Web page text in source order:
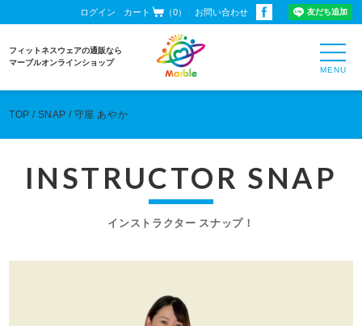
ログイン カート （0） お問い合わせ
フィットネスウェアの通販なら
マーブルオンラインショップ
TOP SNAP 守屋 あやか
INSTRUCTOR SNAP
インストラクター スナップ！